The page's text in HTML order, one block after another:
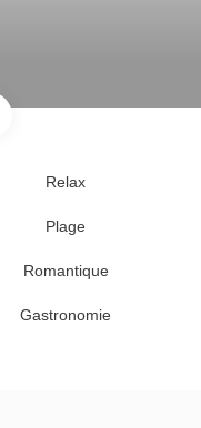
Relax
Plage
Romantique
Gastronomie